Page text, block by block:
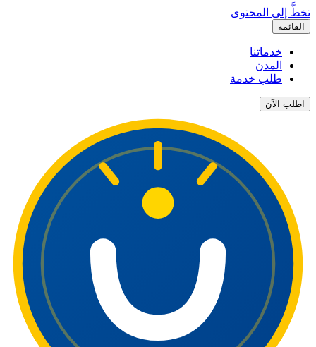
تخطَّ إلى المحتوى
القائمة
خدماتنا
المدن
طلب خدمة
اطلب الآن